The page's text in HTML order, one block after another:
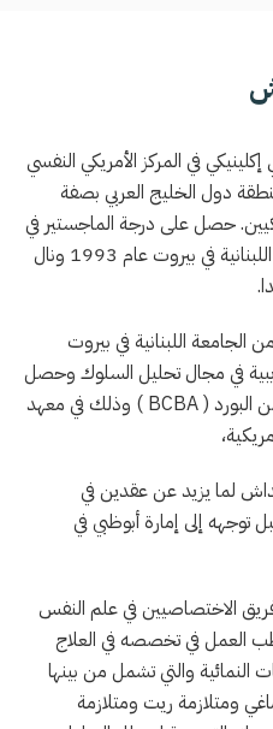
في المركز الأمريكي النفسي
دول الخليج العربي بصفة
حصل على درجة الماجستير في
علم النفس الإكلينيكي من الجامعة اللبنانية في بيروت عام 1993 ونال
اللبنانية في بيروت
في مجال تحليل السلوك وحصل
( BCBA ) وذلك في معهد
حمداش لما يزيد عن عقدين في
إلى إمارة أبوظبي في
الاختصاصيين في علم النفس
العمل في تخصصه في العلاج
النمائية والتي تشمل من بينها
ومتلازمة ريت ومتلازمة